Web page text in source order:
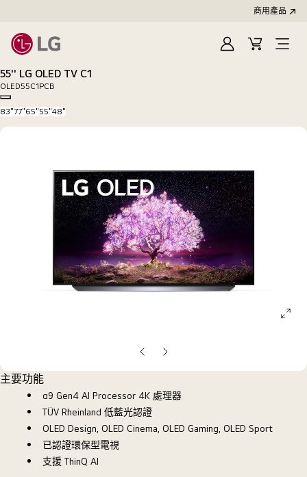
商用產品
登
購
55'' LG OLED TV C1
OLED55C1PCB
Copy model name
83"77"65"55"48"
上
一
投
影
下
一
投
主要功能
α9 Gen4 AI Processor 4K 處理器
TÜV Rheinland 低藍光認證
OLED Design, OLED Cinema, OLED Gaming, OLED Sport
已認證環保型電視
支援 ThinQ AI